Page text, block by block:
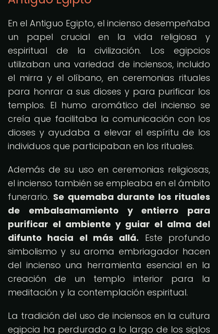
En el Antiguo Egipto, el incienso desempeñaba
un papel crucial en la vida religiosa y
espiritual de la civilización. Los egipcios
utilizaban una variedad de inciensos, incluido
el mirra y el olíbano, en ceremonias rituales
para honrar a sus dioses y para purificar los
templos. El humo aromático del incienso se
creía que facilitaba la comunicación con los
dioses y ayudaba a elevar el espíritu de los
individuos que participaban en los rituales.
Además de su uso en ceremonias religiosas,
el incienso también se empleaba en el ámbito
funerario. Se quemaba durante los rituales
de embalsamamiento y entierro para
purificar el ambiente y guiar el alma del
difunto hacia el más allá. Este profundo
simbolismo y su aroma embriagador hacen
del incienso una herramienta esencial en la
creación de un templo interior para la
meditación y la contemplación espiritual.
La tradición del uso de inciensos en la cultura
egipcia ha perdurado a lo largo de los siglos